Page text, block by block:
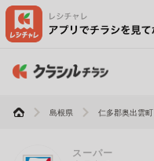
島根県 仁多郡奥出雲町
スーパー